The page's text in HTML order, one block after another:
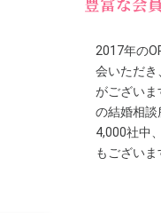
2017年の
会いただき
がございま
の結婚相談
4,000社中
もございま